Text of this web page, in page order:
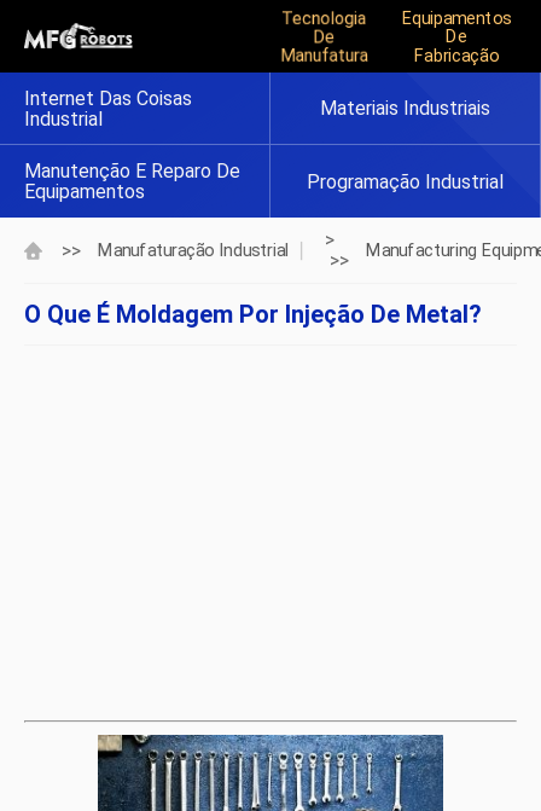
Tecnologia
De
Manufatura
Equipamentos
De
Fabricação
Internet Das Coisas
Industrial
Materiais Industriais
Manutenção E Reparo De
Equipamentos
Programação Industrial
>> Manufaturação Industrial
>
>>
Manufacturing
O Que É Moldagem Por Injeção De Metal?